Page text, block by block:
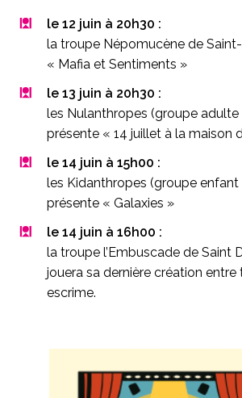
le 12 juin à 20h30 :
la troupe Népomucène de
« Mafia et Sentiments »
le 13 juin à 20h30 :
les Nulanthropes (groupe adulte
présente « 14 juillet à la maison
le 14 juin à 15h00 :
les Kidanthropes (groupe enfant
présente « Galaxies »
le 14 juin à 16h00 :
la troupe l’Embuscade de Saint
jouera sa dernière création entre
escrime.